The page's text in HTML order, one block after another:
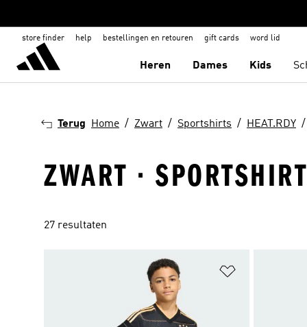
store finder help bestellingen en retouren gift cards word lid
Heren Dames Kids
Terug Home Zwart Sportshirts HEAT.RDY
ZWART ·
27 resultaten